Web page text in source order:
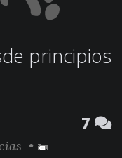
principios
7
•